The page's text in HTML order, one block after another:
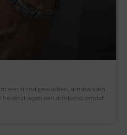
een trend geworden, armbanden
heren dragen een armband omdat